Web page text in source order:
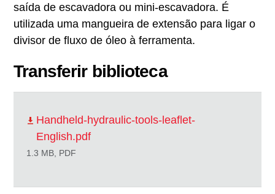
saída de escavadora ou mini-escavadora. É
utilizada uma mangueira de extensão para ligar o
divisor de fluxo de óleo à ferramenta.
Transferir biblioteca
Handheld-hydraulic-tools-leaflet-
English.pdf
1.3 MB, PDF